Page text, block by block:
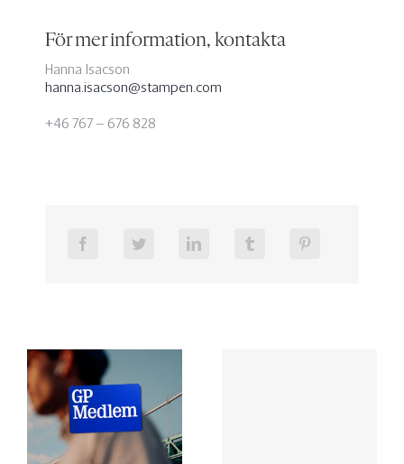
För mer information, kontakta
Hanna Isacson
hanna.isacson@stampen.com
+46 767 – 676 828